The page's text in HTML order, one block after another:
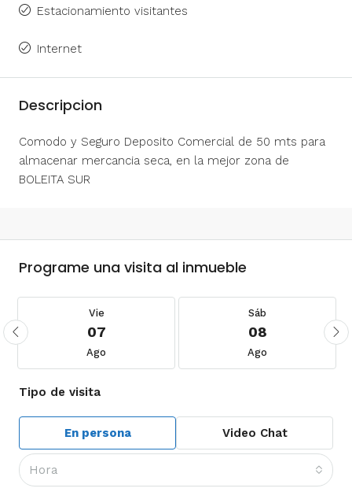
Estacionamiento visitantes
Internet
Descripcion
Comodo y Seguro Deposito Comercial de 50 mts para
almacenar mercancia seca, en la mejor zona de
BOLEITA SUR
Programe una visita al inmueble
Vie
07
Ago
Sáb
08
Ago
Tipo de visita
En persona Video Chat
Hora